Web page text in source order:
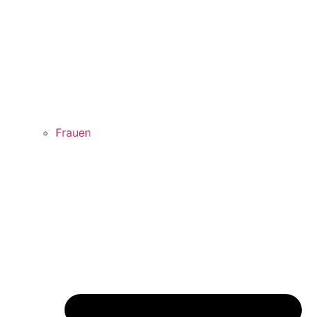
Frauen